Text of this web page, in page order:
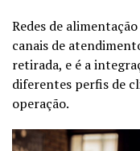
Redes de
canais de
retirada, e é a
diferentes perfis de
operação.